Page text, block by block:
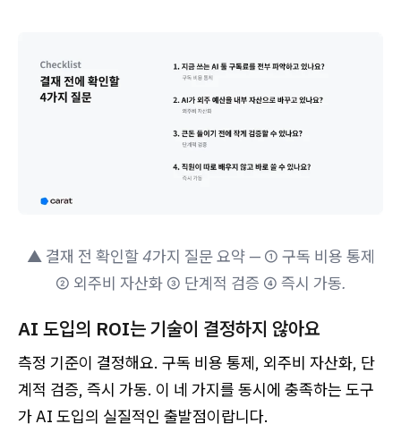
▲ 결재 전 확인할 4가지 질문 요약 — ① 구독 비용 통제
② 외주비 자산화 ③ 단계적 검증 ④ 즉시 가동.
AI 도입의 ROI는 기술이 결정하지 않아요
측정 기준이 결정해요. 구독 비용 통제, 외주비 자산화, 단
계적 검증, 즉시 가동. 이 네 가지를 동시에 충족하는 도구
가 AI 도입의 실질적인 출발점이랍니다.